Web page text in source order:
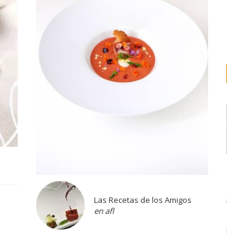
Las Recetas de los Amigos
en afl